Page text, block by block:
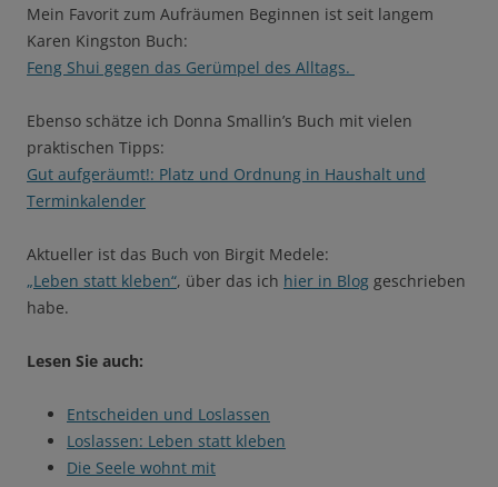
Mein Favorit zum Aufräumen Beginnen ist seit langem
Karen Kingston Buch:
Feng Shui gegen das Gerümpel des Alltags.
Ebenso schätze ich Donna Smallin’s Buch mit vielen
praktischen Tipps:
Gut aufgeräumt!: Platz und Ordnung in Haushalt und
Terminkalender
Aktueller ist das Buch von Birgit Medele:
„Leben statt kleben“, über das ich hier in Blog geschrieben
habe.
Lesen Sie auch:
Entscheiden und Loslassen
Loslassen: Leben statt kleben
Die Seele wohnt mit